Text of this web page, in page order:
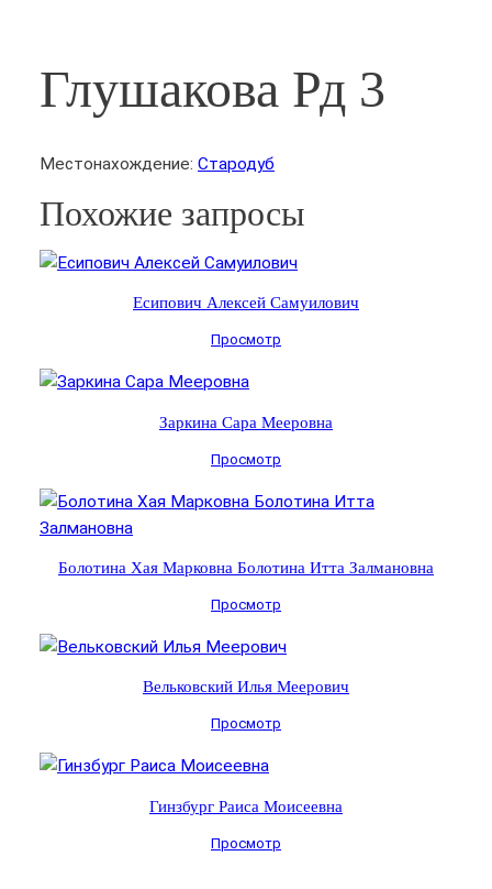
Глушакова Рд 3
Местонахождение: Стародуб
Похожие запросы
Есипович Алексей Самуилович
Просмотр
Заркина Сара Мееровна
Просмотр
Болотина Хая Марковна Болотина Итта Залмановна
Просмотр
Вельковский Илья Меерович
Просмотр
Гинзбург Раиса Моисеевна
Просмотр